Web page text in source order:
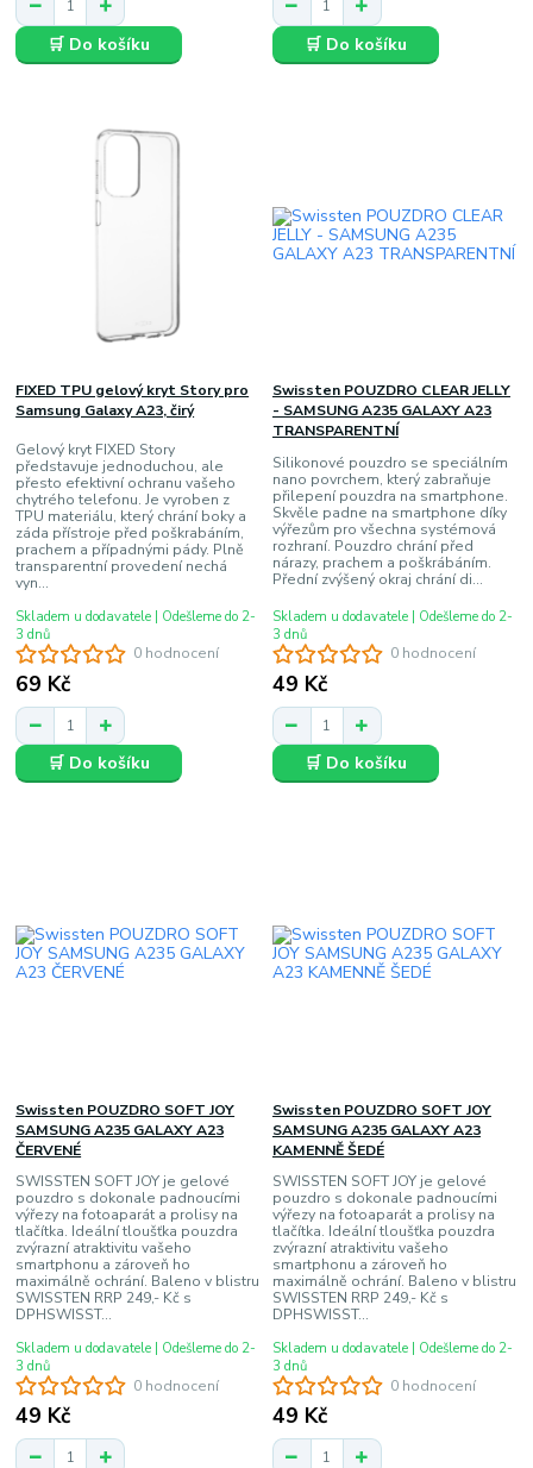
🛒 Do košíku 🛒 Do košíku
0 hodnocení
FIXED TPU gelový kryt Story pro
Samsung Galaxy A23, čirý
Gelový kryt FIXED Story
představuje jednoduchou, ale
přesto efektivní ochranu vašeho
chytrého telefonu. Je vyroben z
TPU materiálu, který chrání boky a
záda přístroje před poškrabáním,
prachem a případnými pády. Plně
transparentní provedení nechá
vyn...
69 Kč
Skladem u dodavatele | Odešleme do 2-
3 dnů
🛒 Do košíku
0 hodnocení
Swissten POUZDRO CLEAR JELLY
- SAMSUNG A235 GALAXY A23
TRANSPARENTNÍ
Silikonové pouzdro se speciálním
nano povrchem, který zabraňuje
přilepení pouzdra na smartphone.
Skvěle padne na smartphone díky
výřezům pro všechna systémová
rozhraní. Pouzdro chrání před
nárazy, prachem a poškrábáním.
Přední zvýšený okraj chrání di...
49 Kč
Skladem u dodavatele | Odešleme do 2-
3 dnů
🛒 Do košíku
0 hodnocení
Swissten POUZDRO SOFT JOY
SAMSUNG A235 GALAXY A23
ČERVENÉ
SWISSTEN SOFT JOY je gelové
pouzdro s dokonale padnoucími
výřezy na fotoaparát a prolisy na
tlačítka. Ideální tloušťka pouzdra
zvýrazní atraktivitu vašeho
smartphonu a zároveň ho
maximálně ochrání. Baleno v blistru
SWISSTEN RRP 249,- Kč s
DPHSWISST...
49 Kč
Skladem u dodavatele | Odešleme do 2-
3 dnů
0 hodnocení
Swissten POUZDRO SOFT JOY
SAMSUNG A235 GALAXY A23
KAMENNĚ ŠEDÉ
SWISSTEN SOFT JOY je gelové
pouzdro s dokonale padnoucími
výřezy na fotoaparát a prolisy na
tlačítka. Ideální tloušťka pouzdra
zvýrazní atraktivitu vašeho
smartphonu a zároveň ho
maximálně ochrání. Baleno v blistru
SWISSTEN RRP 249,- Kč s
DPHSWISST...
49 Kč
Skladem u dodavatele | Odešleme do 2-
3 dnů